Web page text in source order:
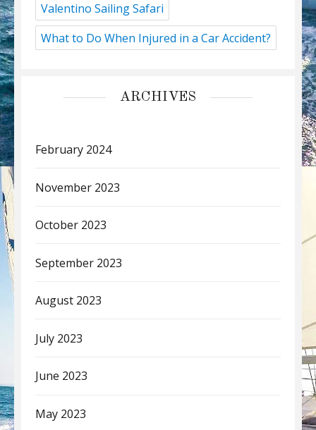
Valentino Sailing Safari
What to Do When Injured in a Car Accident?
ARCHIVES
February 2024
November 2023
October 2023
September 2023
August 2023
July 2023
June 2023
May 2023